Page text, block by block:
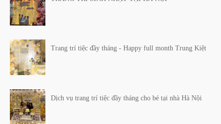
Trang trí tiệc đầy tháng - Happy full month Trung Kiệt
Dịch vụ trang trí tiệc đầy tháng cho bé tại nhà Hà Nội